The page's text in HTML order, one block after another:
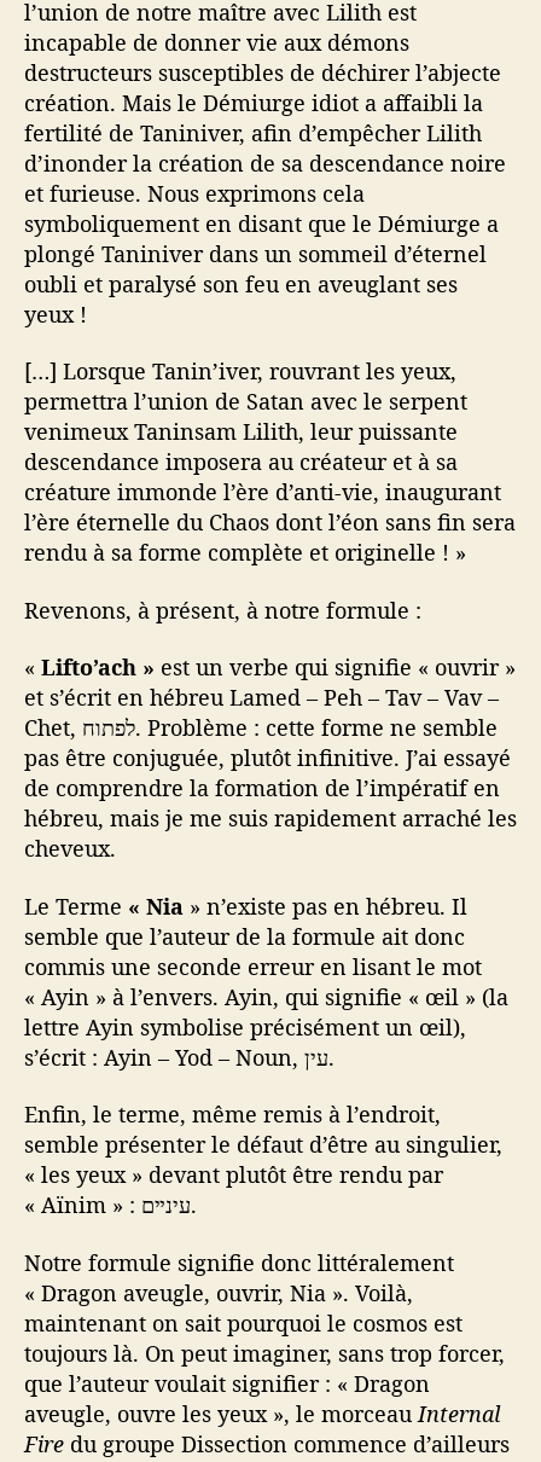
l’union de notre maître avec Lilith est
incapable de donner vie aux démons
destructeurs susceptibles de déchirer l’abjecte
création. Mais le Démiurge idiot a affaibli la
fertilité de Taniniver, afin d’empêcher Lilith
d’inonder la création de sa descendance noire
et furieuse. Nous exprimons cela
symboliquement en disant que le Démiurge a
plongé Taniniver dans un sommeil d’éternel
oubli et paralysé son feu en aveuglant ses
yeux !
[…] Lorsque Tanin’iver, rouvrant les yeux,
permettra l’union de Satan avec le serpent
venimeux Taninsam Lilith, leur puissante
descendance imposera au créateur et à sa
créature immonde l’ère d’anti-vie, inaugurant
l’ère éternelle du Chaos dont l’éon sans fin sera
rendu à sa forme complète et originelle ! »
Revenons, à présent, à notre formule :
« Lifto’ach » est un verbe qui signifie « ouvrir »
et s’écrit en hébreu Lamed – Peh – Tav – Vav –
Chet, לפתוח. Problème : cette forme ne semble
pas être conjuguée, plutôt infinitive. J’ai essayé
de comprendre la formation de l’impératif en
hébreu, mais je me suis rapidement arraché les
cheveux.
Le Terme « Nia » n’existe pas en hébreu. Il
semble que l’auteur de la formule ait donc
commis une seconde erreur en lisant le mot
« Ayin » à l’envers. Ayin, qui signifie « œil » (la
lettre Ayin symbolise précisément un œil),
s’écrit : Ayin – Yod – Noun, עין.
Enfin, le terme, même remis à l’endroit,
semble présenter le défaut d’être au singulier,
« les yeux » devant plutôt être rendu par
« Aïnim » : עינײם.
Notre formule signifie donc littéralement
« Dragon aveugle, ouvrir, Nia ». Voilà,
maintenant on sait pourquoi le cosmos est
toujours là. On peut imaginer, sans trop forcer,
que l’auteur voulait signifier : « Dragon
aveugle, ouvre les yeux », le morceau Internal
Fire du groupe Dissection commence d’ailleurs